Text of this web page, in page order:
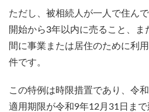
ただし、被相続人が一人で住ん
開始から3年以内に売ること、
間に事業または居住のために利
件です。
この特例は時限措置であり、令
適用期限が令和9年12月31日まで